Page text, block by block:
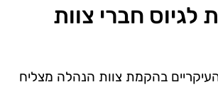
לגיוס חברי צוות
בהקמת צוות הנהלה מצליח